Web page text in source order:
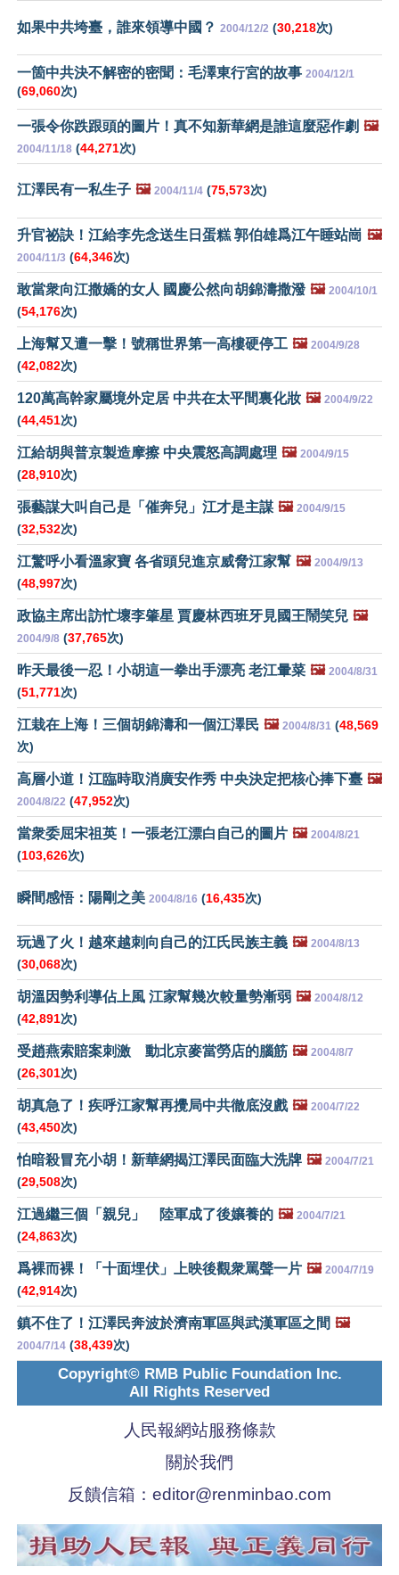
如果中共垮臺，誰來領導中國？ 2004/12/2 (30,218次)
一箇中共決不解密的密聞：毛澤東行宮的故事 2004/12/1
(69,060次)
一張令你跌跟頭的圖片！真不知新華網是誰這麼惡作劇 🖼️
2004/11/18 (44,271次)
江澤民有一私生子 🖼️ 2004/11/4 (75,573次)
升官祕訣！江給李先念送生日蛋糕 郭伯雄爲江午睡站崗 🖼️
2004/11/3 (64,346次)
敢當衆向江撒嬌的女人 國慶公然向胡錦濤撒潑 🖼️ 2004/10/1
(54,176次)
上海幫又遭一擊！號稱世界第一高樓硬停工 🖼️ 2004/9/28
(42,082次)
120萬高幹家屬境外定居 中共在太平間裏化妝 🖼️ 2004/9/22
(44,451次)
江給胡與普京製造摩擦 中央震怒高調處理 🖼️ 2004/9/15
(28,910次)
張藝謀大叫自己是「催奔兒」江才是主謀 🖼️ 2004/9/15
(32,532次)
江驚呼小看溫家寶 各省頭兒進京威脅江家幫 🖼️ 2004/9/13
(48,997次)
政協主席出訪忙壞李肇星 賈慶林西班牙見國王鬧笑兒 🖼️
2004/9/8 (37,765次)
昨天最後一忍！小胡這一拳出手漂亮 老江暈菜 🖼️ 2004/8/31
(51,771次)
江栽在上海！三個胡錦濤和一個江澤民 🖼️ 2004/8/31 (48,569
次)
高層小道！江臨時取消廣安作秀 中央決定把核心捧下臺 🖼️
2004/8/22 (47,952次)
當衆委屈宋祖英！一張老江漂白自己的圖片 🖼️ 2004/8/21
(103,626次)
瞬間感悟：陽剛之美 2004/8/16 (16,435次)
玩過了火！越來越刺向自己的江氏民族主義 🖼️ 2004/8/13
(30,068次)
胡溫因勢利導佔上風 江家幫幾次較量勢漸弱 🖼️ 2004/8/12
(42,891次)
受趙燕索賠案刺激 動北京麥當勞店的腦筋 🖼️ 2004/8/7
(26,301次)
胡真急了！疾呼江家幫再攪局中共徹底沒戲 🖼️ 2004/7/22
(43,450次)
怕暗殺冒充小胡！新華網揭江澤民面臨大洗牌 🖼️ 2004/7/21
(29,508次)
江過繼三個「親兒」 陸軍成了後孃養的 🖼️ 2004/7/21
(24,863次)
爲裸而裸！「十面埋伏」上映後觀衆罵聲一片 🖼️ 2004/7/19
(42,914次)
鎮不住了！江澤民奔波於濟南軍區與武漢軍區之間 🖼️
2004/7/14 (38,439次)
Copyright© RMB Public Foundation Inc.
All Rights Reserved
人民報網站服務條款
關於我們
反饋信箱： editor@renminbao.com